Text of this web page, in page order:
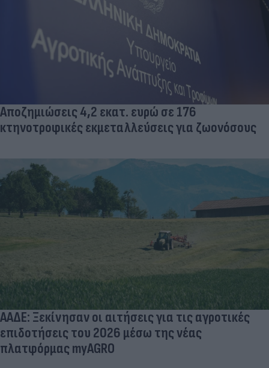
Αποζημιώσεις 4,2 εκατ. ευρώ σε 176
κτηνοτροφικές εκμεταλλεύσεις για ζωονόσους
ΑΑΔΕ: Ξεκίνησαν οι αιτήσεις για τις αγροτικές
επιδοτήσεις του 2026 μέσω της νέας
πλατφόρμας myAGRO